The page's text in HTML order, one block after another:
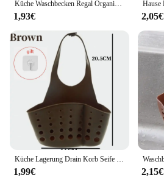
Küche Waschbecken Regal Organisatoren Doppel-Schicht Hängen Seife Schwamm Lagerung Halter Zubehör Silikon Ablauf Rack Korb Liefert
1,93€ 2,05€
Küche Lagerung Drain Korb Seife Schwamm Halter Küche Waschbecken Halter Einstellbar Schwamm Regal Hängen Drain Korb Küche Werkzeuge
1,99€ 2,15€